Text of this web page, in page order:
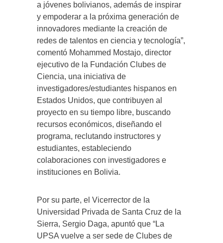
a jóvenes bolivianos, además de inspirar
y empoderar a la próxima generación de
innovadores mediante la creación de
redes de talentos en ciencia y tecnología”,
comentó Mohammed Mostajo, director
ejecutivo de la Fundación Clubes de
Ciencia, una iniciativa de
investigadores/estudiantes hispanos en
Estados Unidos, que contribuyen al
proyecto en su tiempo libre, buscando
recursos económicos, diseñando el
programa, reclutando instructores y
estudiantes, estableciendo
colaboraciones con investigadores e
instituciones en Bolivia.
Por su parte, el Vicerrector de la
Universidad Privada de Santa Cruz de la
Sierra, Sergio Daga, apuntó que “La
UPSA vuelve a ser sede de Clubes de